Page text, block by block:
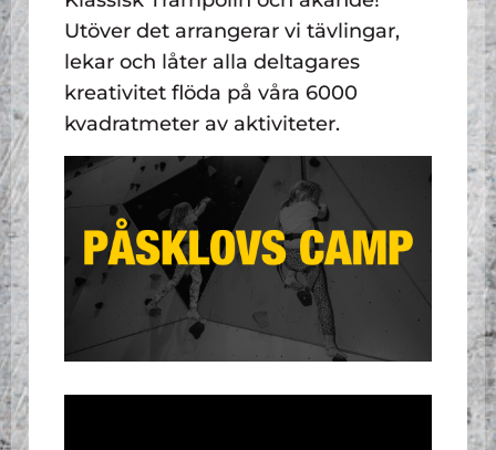
Utöver det arrangerar vi tävlingar,
lekar och låter alla deltagares
kreativitet flöda på våra 6000
kvadratmeter av aktiviteter.